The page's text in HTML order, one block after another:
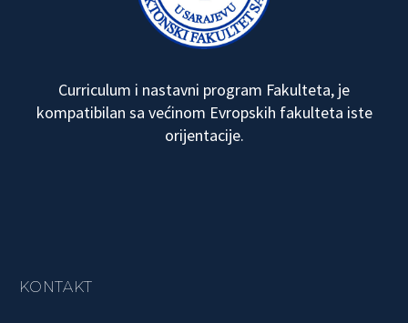
Curriculum i nastavni program Fakulteta, je
kompatibilan sa većinom Evropskih fakulteta iste
orijentacije.
KONTAKT